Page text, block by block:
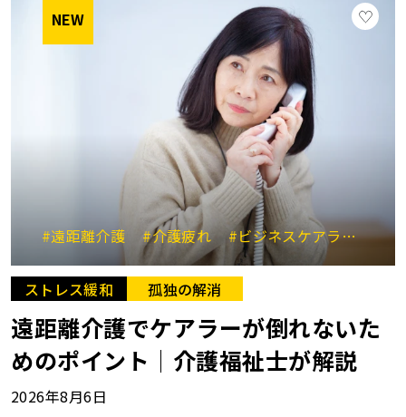
NEW
#遠距離介護 #介護疲れ #ビジネスケアラー #見
ストレス緩和 孤独の解消
遠距離介護でケアラーが倒れないた
めのポイント│介護福祉士が解説
2026年8月6日